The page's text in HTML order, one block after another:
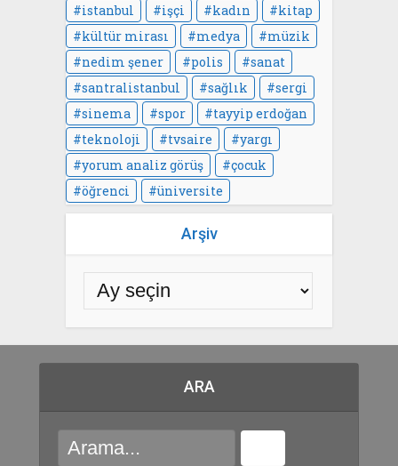
istanbul
işçi kadın
kitap
kültür mirası
medya
müzik
nedim şener
polis
sanat
santralistanbul
sağlık
sergi
sinema
spor
tayyip erdoğan
teknoloji
tvsaire
yargı
yorum analiz görüş
çocuk
öğrenci
üniversite
Arşiv
ARA